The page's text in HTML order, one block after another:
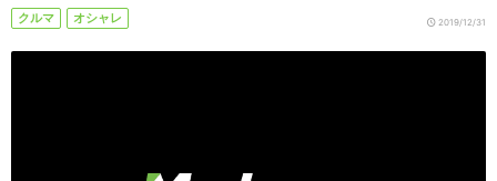
クルマ オシャレ 2019/12/31